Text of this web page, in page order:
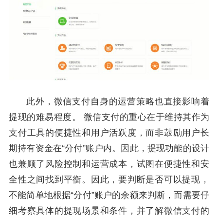
此外，微信支付自身的运营策略也直接影响着
提现的难易程度。 微信支付的重心在于维持其作为
支付工具的便捷性和用户活跃度，而非鼓励用户长
期持有资金在“分付”账户内。因此，提现功能的设计
也兼顾了风险控制和运营成本，试图在便捷性和安
全性之间找到平衡。因此，要判断是否可以提现，
不能简单地根据“分付”账户的余额来判断，而需要仔
细考察具体的提现场景和条件，并了解微信支付的